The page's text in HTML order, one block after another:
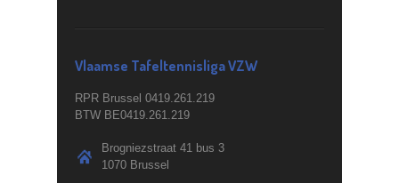
Vlaamse Tafeltennisliga VZW
RPR Brussel 0419.261.219
BTW BE0419.261.219
Brogniezstraat 41 bus 3
1070 Brussel